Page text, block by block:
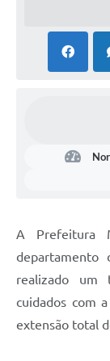
A Prefeitura
realizado um
cuidados com
extensão total